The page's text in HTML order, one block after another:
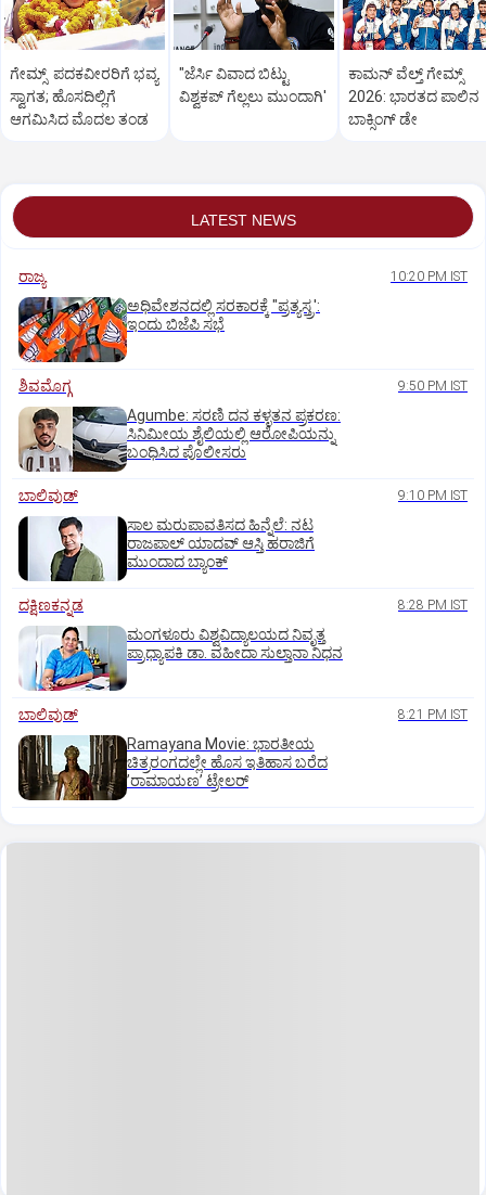
ಗೇಮ್ಸ್‌ ಪದಕವೀರರಿಗೆ ಭವ್ಯ
ಸ್ವಾಗತ; ಹೊಸದಿಲ್ಲಿಗೆ
ಆಗಮಿಸಿದ ಮೊದಲ ತಂಡ
"ಜೆರ್ಸಿ ವಿವಾದ ಬಿಟ್ಟು
ವಿಶ್ವಕಪ್‌ ಗೆಲ್ಲಲು ಮುಂದಾಗಿ'
ಕಾಮನ್​​​ ವೆಲ್ತ್ ಗೇಮ್ಸ್‌
2026: ಭಾರತದ ಪಾಲಿನ
ಬಾಕ್ಸಿಂಗ್‌ ಡೇ
LATEST NEWS
ರಾಜ್ಯ 10:20 PM IST
ಅಧಿವೇಶನದಲ್ಲಿ ಸರಕಾರಕ್ಕೆ "ಪ್ರತ್ಯಸ್ತ್ರ':
ಇಂದು ಬಿಜೆಪಿ ಸಭೆ
ಶಿವಮೊಗ್ಗ 9:50 PM IST
Agumbe: ಸರಣಿ ದನ ಕಳ್ಳತನ ಪ್ರಕರಣ:
ಸಿನಿಮೀಯ ಶೈಲಿಯಲ್ಲಿ ಆರೋಪಿಯನ್ನು
ಬಂಧಿಸಿದ ಪೊಲೀಸರು
ಬಾಲಿವುಡ್‌ 9:10 PM IST
ಸಾಲ ಮರುಪಾವತಿಸದ ಹಿನ್ನೆಲೆ: ನಟ
ರಾಜಪಾಲ್ ಯಾದವ್‌ ಆಸ್ತಿ ಹರಾಜಿಗೆ
ಮುಂದಾದ ಬ್ಯಾಂಕ್
ದಕ್ಷಿಣಕನ್ನಡ 8:28 PM IST
ಮಂಗಳೂರು ವಿಶ್ವವಿದ್ಯಾಲಯದ ನಿವೃತ್ತ
ಪ್ರಾಧ್ಯಾಪಕಿ ಡಾ. ವಹೀದಾ ಸುಲ್ತಾನಾ ನಿಧನ
ಬಾಲಿವುಡ್‌ 8:21 PM IST
Ramayana Movie: ಭಾರತೀಯ
ಚಿತ್ರರಂಗದಲ್ಲೇ ಹೊಸ ಇತಿಹಾಸ ಬರೆದ
ʼರಾಮಾಯಣʼ ಟ್ರೇಲರ್